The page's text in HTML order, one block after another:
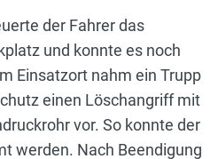
der Fahrer das
und konnte es noch
Einsatzort nahm ein Trupp
einen Löschangriff mit
vor. So konnte der
werden. Nach Beendigung